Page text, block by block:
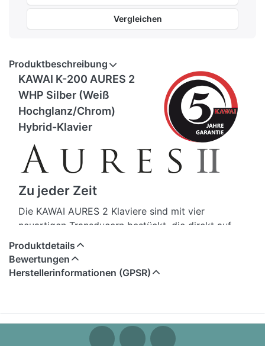
Vergleichen
Produktbeschreibung
KAWAI K-200 AURES 2
WHP Silber (Weiß
Hochglanz/Chrom)
Hybrid-Klavier
Zu jeder Zeit
Die KAWAI AURES 2 Klaviere sind mit vier
neuartigen Transducern bestückt, die direkt auf
dem Resonanzboden angebracht sind und diesen
in Schwingung versetzen. Entwickelt wurde dieses
Konzept in Zusammenarbeit mit Onkyo, einem der
natürlich und räumlich. Zudem ermöglicht das
Feature nicht nur das Spiel der digitalen
Produktdetails
Bewertungen
Herstellerinformationen (GPSR)